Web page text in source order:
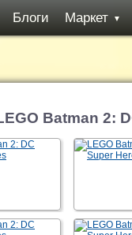
Блоги Маркет ▼
Batman 2: